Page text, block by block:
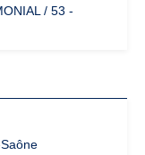
/ 53 -